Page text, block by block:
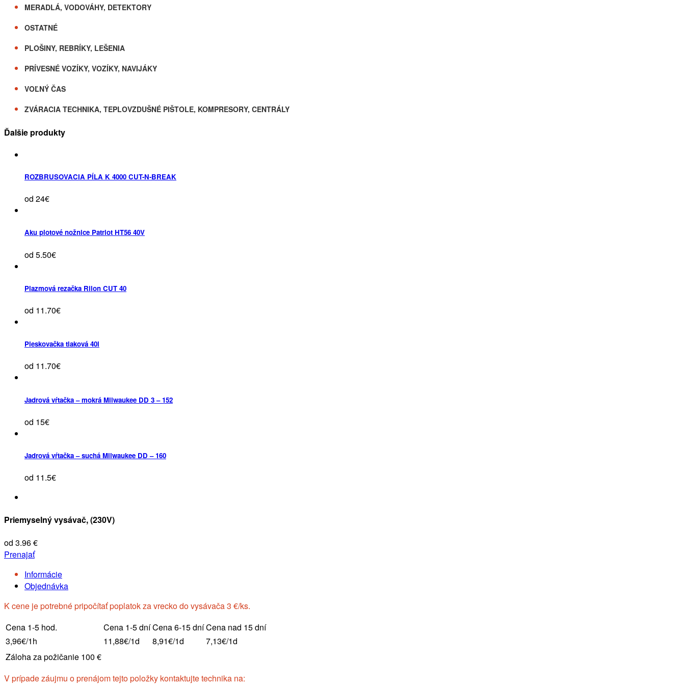
MERADLÁ, VODOVÁHY, DETEKTORY
OSTATNÉ
PLOŠINY, REBRÍKY, LEŠENIA
PRÍVESNÉ VOZÍKY, VOZÍKY, NAVIJÁKY
VOĽNÝ ČAS
ZVÁRACIA TECHNIKA, TEPLOVZDUŠNÉ PIŠTOLE, KOMPRESORY, CENTRÁLY
Ďalšie produkty
ROZBRUSOVACIA PÍLA K 4000 CUT-N-BREAK
od 24€
Aku plotové nožnice Patriot HT56 40V
od 5.50€
Plazmová rezačka Rilon CUT 40
od 11.70€
Pieskovačka tlaková 40l
od 11.70€
Jadrová vŕtačka – mokrá Milwaukee DD 3 – 152
od 15€
Jadrová vŕtačka – suchá Milwaukee DD – 160
od 11.5€
Priemyselný vysávač, (230V)
od 3.96 €
Prenajať
Informácie
Objednávka
K cene je potrebné pripočítať poplatok za vrecko do vysávača 3 €/ks.
Cena 1-5 hod.
Cena 1-5 dníCena 6-15 dníCena nad 15 dní
3,96€/1h
11,88€/1d 8,91€/1d
7,13€/1d
Záloha za požičanie 100 €
V prípade záujmu o prenájom tejto položky kontaktujte technika na: